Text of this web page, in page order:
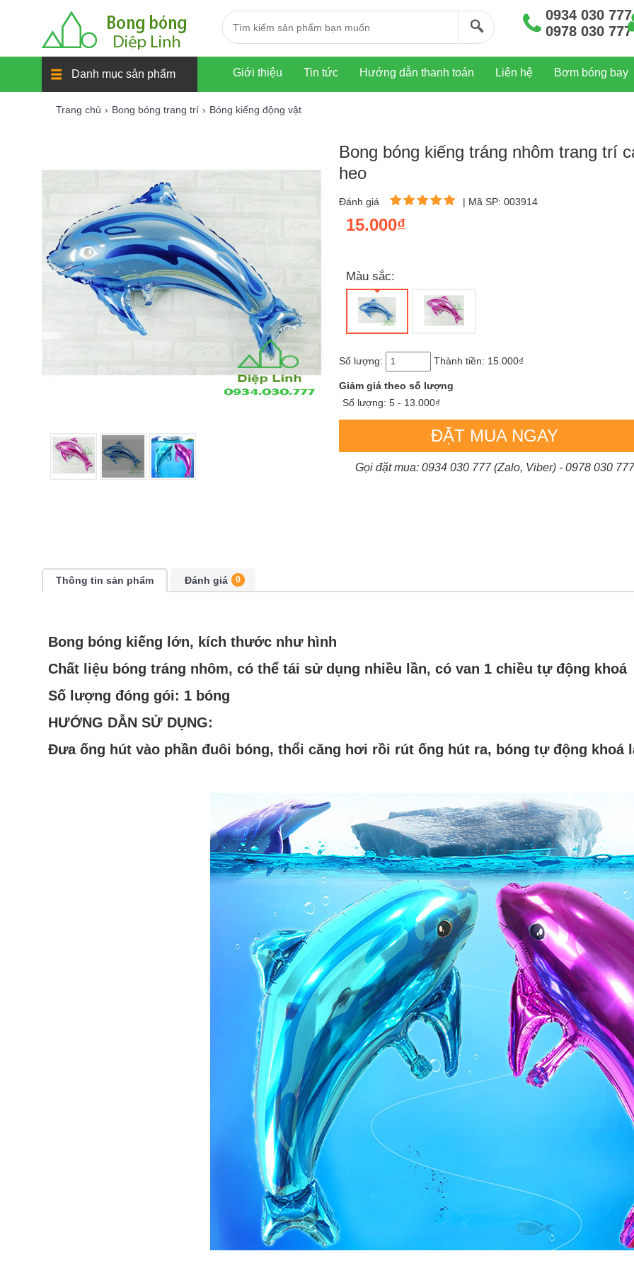
0934 030 777
0978 030 777
Danh mục sản phẩm Giới thiệu Tin tức Hướng dẫn thanh toán Liên hệ Bơm bóng bay
Trang chủ Bong bóng trang trí Bóng kiếng động vật
Bong bóng kiếng tráng nhôm trang trí
heo
Đánh giá | Mã SP: 003914
15.000₫
Màu sắc:
Số lượng: Thành tiền: 15.000₫
Giảm giá theo số lượng
Số lượng: 5 - 13.000₫
ĐẶT MUA NGAY
Gọi đặt mua: 0934 030 777 (Zalo, Viber) - 0978 030 777
Thông tin sản phẩm Đánh giá 0
Bong bóng kiếng lớn, kích thước như hình
Chất liệu bóng tráng nhôm, có thể tái sử dụng nhiều lần, có van 1 chiều tự động khoá
Số lượng đóng gói: 1 bóng
HƯỚNG DẪN SỬ DỤNG:
Đưa ống hút vào phần đuôi bóng, thổi căng hơi rồi rút ống hút ra, bóng tự động khoá